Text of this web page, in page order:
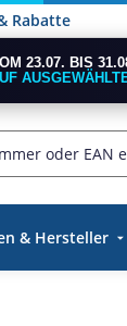
Rabatte
23.07. BIS
& Hersteller